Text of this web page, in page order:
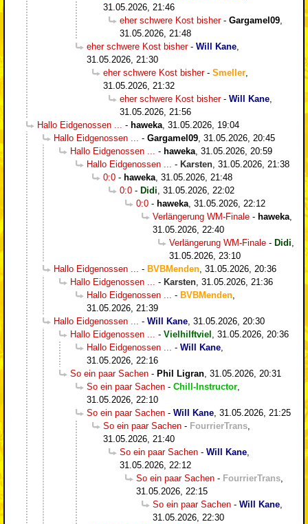
31.05.2026, 21:46
eher schwere Kost bisher- Gargamel09
31.05.2026, 21:48
eher schwere Kost bisher- Will Kane
31.05.2026, 21:30
eher schwere Kost bisher- Smeller
31.05.2026, 21:32
eher schwere Kost bisher- Will Kane
31.05.2026, 21:56
Hallo Eidgenossen ...
- haweka 31.05.2026, 19:04
Hallo Eidgenossen ...
- Gargamel09 31.05.2026, 20:45
Hallo Eidgenossen ...
- haweka 31.05.2026, 20:59
Hallo Eidgenossen ...
- Karsten 31.05.2026, 21:38
0:0 - haweka 31.05.2026, 21:48
0:0 - Didi 31.05.2026, 22:02
0:0 - haweka 31.05.2026, 22:12
Verlängerung WM-Finale - haweka
31.05.2026, 22:40
Verlängerung WM-Finale - Didi
31.05.2026, 23:10
Hallo Eidgenossen ...
- BVBMenden 31.05.2026, 20:36
Hallo Eidgenossen ...
- Karsten 31.05.2026, 21:36
Hallo Eidgenossen ...
- BVBMenden
31.05.2026, 21:39
Hallo Eidgenossen ...
- Will Kane 31.05.2026, 20:30
Hallo Eidgenossen ...
- Vielhilftviel
31.05.2026, 20:36
Hallo Eidgenossen ...
- Will Kane
31.05.2026, 22:16
So ein paar Sachen - Phil Ligran 31.05.2026, 20:31
So ein paar Sachen - Chill-Instructor
31.05.2026, 22:10
So ein paar Sachen - Will Kane 31.05.2026, 21:25
So ein paar Sachen - FourrierTrans
31.05.2026, 21:40
So ein paar Sachen - Will Kane
31.05.2026, 22:12
So ein paar Sachen - FourrierTrans
31.05.2026, 22:15
So ein paar Sachen - Will Kane
31.05.2026, 22:30